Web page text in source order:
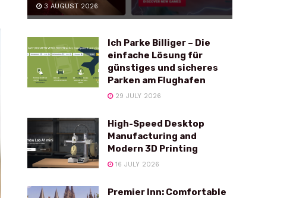
3 AUGUST 2026
Ich Parke Billiger – Die
einfache Lösung für
günstiges und sicheres
Parken am Flughafen
29 JULY 2026
High-Speed Desktop
Manufacturing and
Modern 3D Printing
16 JULY 2026
Premier Inn: Comfortable